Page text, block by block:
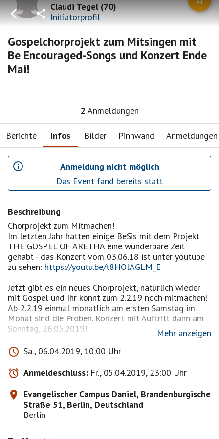
Claudi Tegel(70)
Initiatorprofil
Gospelchorprojekt zum Mitsingen mit
Be Encouraged-Songs und Konzert Ende
Mai!
2 Anmeldungen
Berichte Infos Bilder Pinnwand Anmeldungen
Anmeldung nicht möglich
Das Event fand bereits statt
Beschreibung
Chorprojekt zum Mitmachen!
Im letzten Jahr hatten einige BeSis mit dem Projekt
THE GOSPEL OF ARETHA eine wunderbare Zeit
gehabt - das Konzert vom 03.06.18 ist unter youtube
zu sehen: https://youtu.be/t8HOlAGLM_E
Jetzt gibt es ein neues Chorprojekt, natürlich wieder
mit Gospel und Ihr könnt zum 2.2.19 noch mitmachen!
Ab 2.2.19 einmal monatlich am ersten Samstag im
Monat sind die Proben. Konzert mit Auftritt dann am
Sonntag, 26.05.2019!
Hier die Einladung zum Mitmachen:
In diesem Jahr geht es mit unserem
Chor/Gospelprojekt BE ENCOURAGED weiter.
Dazu möchten wir Dich herzlich einladen!
Von Januar bis Mai erarbeiten wir mit Dir neue,
moderne Gospelsongs von unserem neuen Album BE
ENCOURAGED.
Dazu gibt es gut umsetzbare, auf die Songs
Mehr anzeigen
Sa., 06.04.2019, 10:00 Uhr
Anmeldeschluss: Fr., 05.04.2019, 23:00 Uhr
Evangelischer Campus Daniel, Brandenburgische
Straße 51, Berlin, Deutschland
Berlin